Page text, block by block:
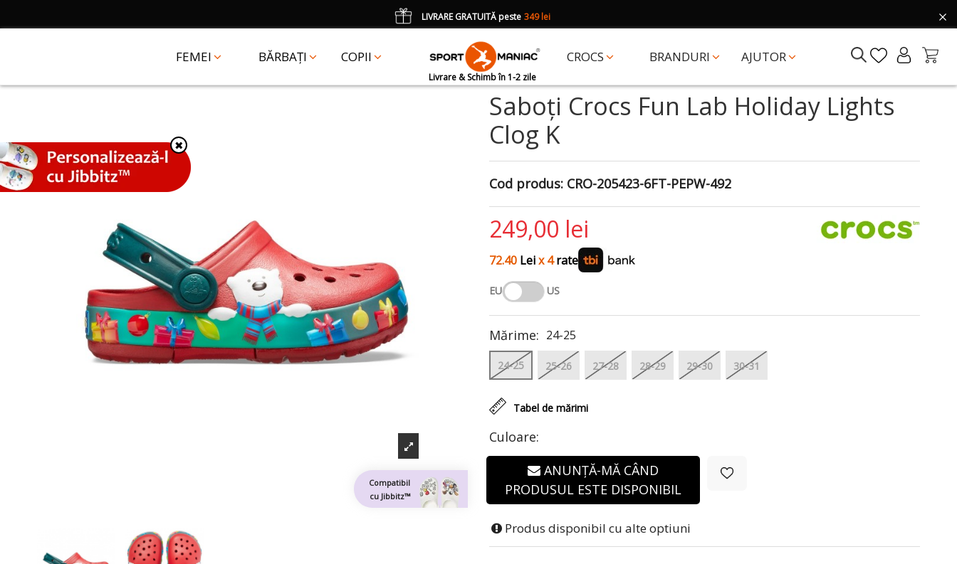
FEMEI BĂRBAȚI COPII CROCS BRANDURI AJUTOR
Livrare & Schimb în 1-2 zile
LIVRARE GRATUITĂ peste 349 lei
CADOUun accesoriu Crocs Jibbitz în val. de 25 lei cu codul: JIBBITZ
✖
Compatibil
cu Jibbitz™
Saboți Crocs Fun Lab Holiday Lights
Clog K
Cod produs: CRO-205423-6FT-PEPW-492
249,00 lei
72.40 Leix 4rate
EU US
Culoare:
Tabel de mărimi
Mărime: 24-25
24-25 25-26 27-28 28-29 29-30 30-31
ANUNȚĂ-MĂ CÂND
PRODUSUL ESTE DISPONIBIL
Produs disponibil cu alte optiuni